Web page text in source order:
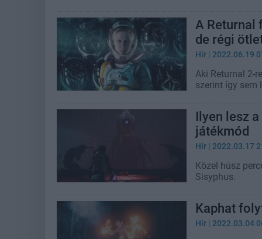
A Returnal
de régi
Hír | 2022.06.19
Aki Returnal 2-
szerint így sem
Ilyen lesz
játékmód
Hír | 2022.03.17
Közel húsz
Sisyphus.
Kaphat
Hír | 2022.03.04